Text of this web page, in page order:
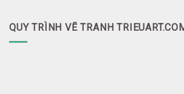
QUY TRÌNH VẼ TRANH